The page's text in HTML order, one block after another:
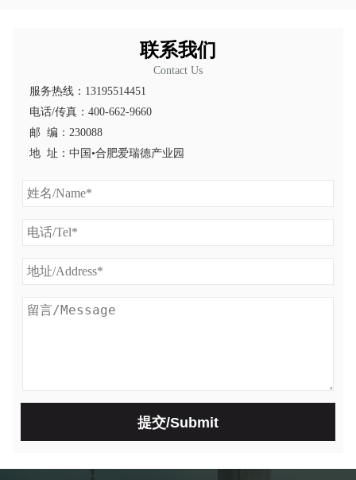
联系我们
Contact Us
服务热线：13195514451
电话/传真：400-662-9660
邮 编：230088
地 址：中国•合肥爱瑞德产业园
提交/Submit